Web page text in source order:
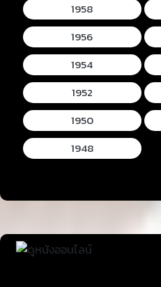
1958
1956
1954
1952
1950
1948